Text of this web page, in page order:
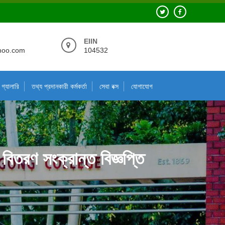
EIIN
104532
গ্যালারি তথ্য প্রদানকারী কর্মকর্তা সেবা বক্স যোগাযোগ
বিতরণ সংক্রান্ত বিজ্ঞপ্তি